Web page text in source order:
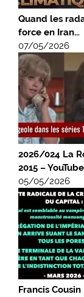
Quand les
force en Iran…
07/05/2026
2026/024 La
2015 – YouTube
05/05/2026
Francis